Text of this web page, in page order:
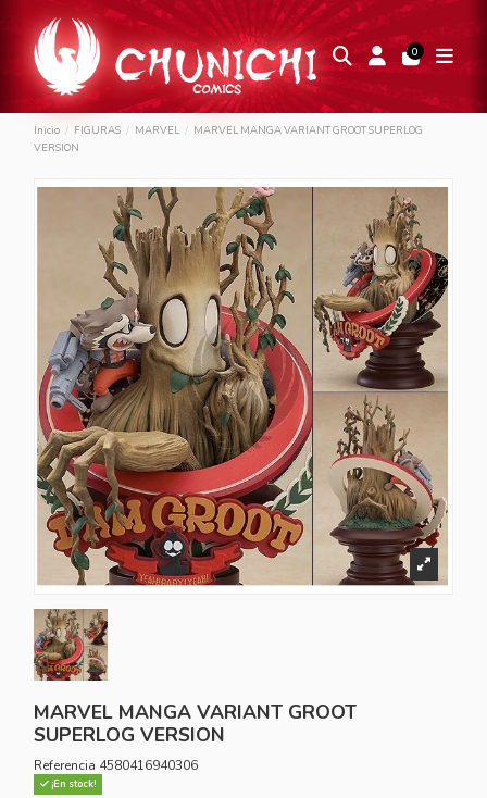
0
Inicio FIGURAS MARVEL
MARVEL MANGA VARIANT GROOT SUPERLOG
VERSION
MARVEL MANGA VARIANT GROOT
SUPERLOG VERSION
Referencia 4580416940306
¡En stock!